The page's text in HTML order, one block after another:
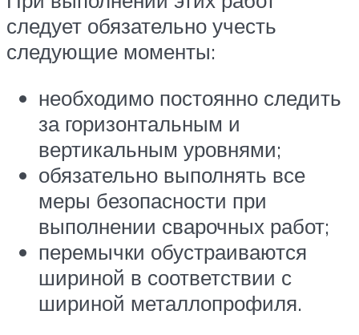
следует обязательно учесть
следующие моменты:
необходимо постоянно следить
за горизонтальным и
вертикальным уровнями;
обязательно выполнять все
меры безопасности при
выполнении сварочных работ;
перемычки обустраиваются
шириной в соответствии с
шириной металлопрофиля.